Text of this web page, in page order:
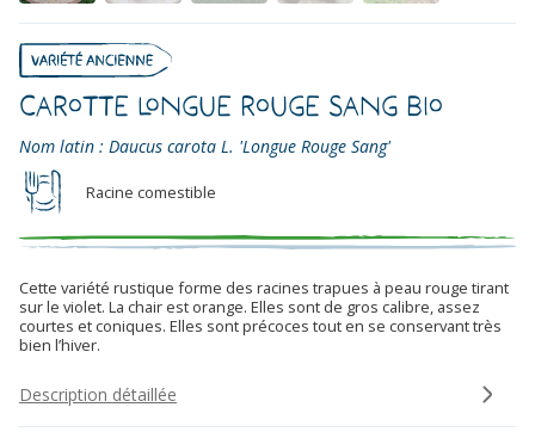
Carotte Longue Rouge Sang Bio
Nom latin : Daucus carota L. 'Longue Rouge Sang'
Racine comestible
Cette variété rustique forme des racines trapues à peau rouge tirant
sur le violet. La chair est orange. Elles sont de gros calibre, assez
courtes et coniques. Elles sont précoces tout en se conservant très
bien l’hiver.
Description détaillée